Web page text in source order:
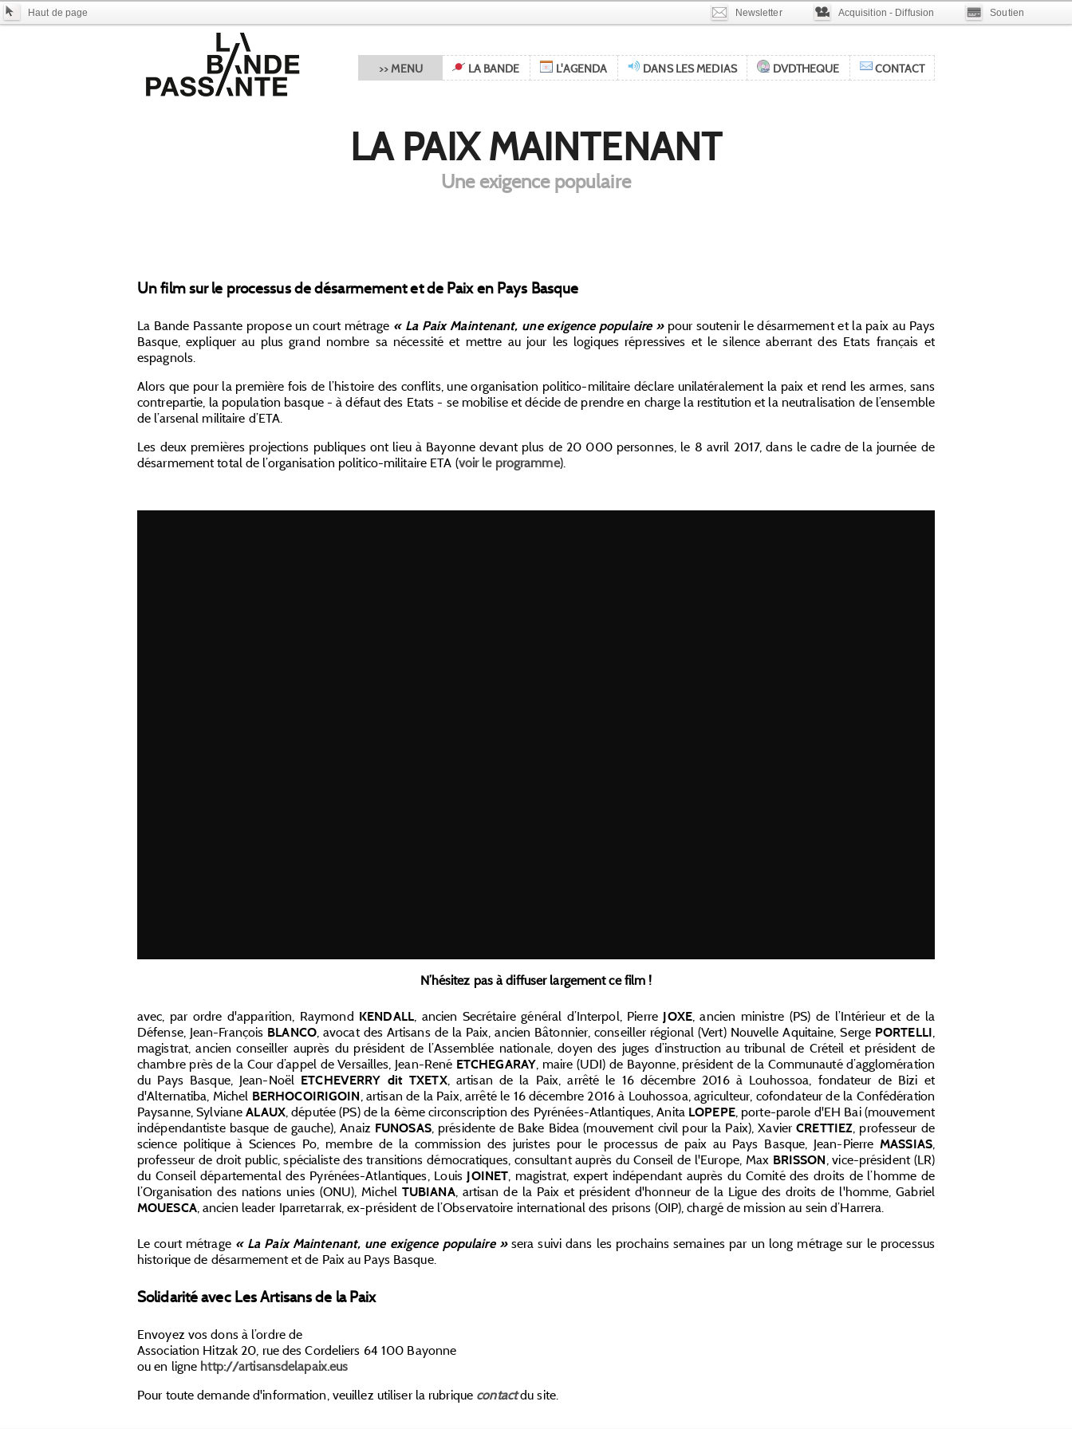
Soutien
Acquisition - Diffusion
Newsletter
Haut de page
>> MENU LA BANDE L'AGENDA DANS LES MEDIAS DVDTHEQUE CONTACT
LA PAIX MAINTENANT
Une exigence populaire
Un film sur le processus de désarmement et de Paix en Pays Basque
La Bande Passante propose un court métrage « La Paix Maintenant, une exigence populaire »pour soutenir le désarmement et la paix au Pays
Basque, expliquer au plus grand nombre sa nécessité et mettre au jour les logiques répressives et le silence aberrant des Etats français et
espagnols.
Alors que pour la première fois de l’histoire des conflits, une organisation politico-militaire déclare unilatéralement la paix et rend les armes, sans
contrepartie, la population basque - à défaut des Etats - se mobilise et décide de prendre en charge la restitution et la neutralisation de l’ensemble
de l’arsenal militaire d’ETA.
Les deux premières projections publiques ont lieu à Bayonne devant plus de 20 000 personnes, le 8 avril 2017, dans le cadre de la journée de
désarmement total de l’organisation politico-militaire ETA (voir le programme).
N’hésitez pas à diffuser largement ce film !
avec, par ordre d'apparition, Raymond KENDALL, ancien Secrétaire général d’Interpol, Pierre JOXE, ancien ministre (PS) de l’Intérieur et de la
Défense, Jean-François BLANCO, avocat des Artisans de la Paix, ancien Bâtonnier, conseiller régional (Vert) Nouvelle Aquitaine, Serge PORTELLI,
magistrat, ancien conseiller auprès du président de l’Assemblée nationale, doyen des juges d’instruction au tribunal de Créteil et président de
chambre près de la Cour d’appel de Versailles, Jean-René ETCHEGARAY, maire (UDI) de Bayonne, président de la Communauté d’agglomération
du Pays Basque, Jean-Noël ETCHEVERRY dit TXETX, artisan de la Paix, arrêté le 16 décembre 2016 à Louhossoa, fondateur de Bizi et
d'Alternatiba, Michel BERHOCOIRIGOIN, artisan de la Paix, arrêté le 16 décembre 2016 à Louhossoa, agriculteur, cofondateur de la Confédération
Paysanne, SylvianeALAUX, députée (PS) de la 6ème circonscription des Pyrénées-Atlantiques, Anita LOPEPE, porte-parole d'EH Bai (mouvement
indépendantiste basque de gauche), Anaiz FUNOSAS, présidente de Bake Bidea (mouvement civil pour la Paix), XavierCRETTIEZ, professeur de
science politique à Sciences Po, membre de la commission des juristes pour le processus de paix au Pays Basque, Jean-PierreMASSIAS,
professeur de droit public, spécialiste des transitions démocratiques, consultant auprès du Conseil de l'Europe, Max BRISSON, vice-président (LR)
du Conseil départemental des Pyrénées-Atlantiques, Louis JOINET, magistrat, expert indépendant auprès du Comité des droits de l’homme de
l’Organisation des nations unies (ONU), Michel TUBIANA, artisan de la Paix et président d'honneur de la Ligue des droits de l'homme, Gabriel
MOUESCA, ancien leader Iparretarrak, ex-président de l’Observatoire international des prisons (OIP), chargé de mission au sein d’Harrera.
Le court métrage « La Paix Maintenant, une exigence populaire »sera suivi dans les prochains semaines par un long métrage sur le processus
historique de désarmement et de Paix au Pays Basque.
Solidarité avec Les Artisans de la Paix
Envoyez vos dons à l’ordre de
Association Hitzak 20, rue des Cordeliers 64 100 Bayonne
ou en ligne http://artisansdelapaix.eus
Pour toute demande d'information, veuillez utiliser la rubrique contactdu site.